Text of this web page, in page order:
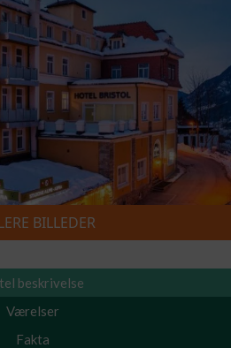
BILLEDER
beskrivelse
Værelser
Fakta